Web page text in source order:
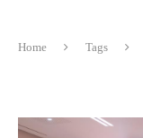
Home Tags